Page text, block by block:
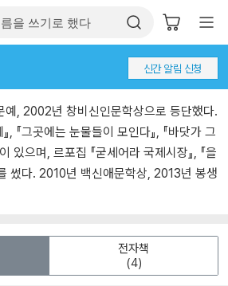
신간 알림 신청
, 2002년 창비신인문학상으로 등단했다.
, 『그곳에는 눈물들이 모인다』, 『바닷가 그
있으며, 르포집 『굳세어라 국제시장』, 『을
썼다. 2010년 백신애문학상, 2013년 봉생
전자책
(4)